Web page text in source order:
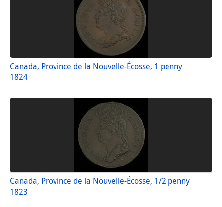
Canada, Province de la Nouvelle-Écosse, 1 penny
1824
Canada, Province de la Nouvelle-Écosse, 1/2 penny
1823